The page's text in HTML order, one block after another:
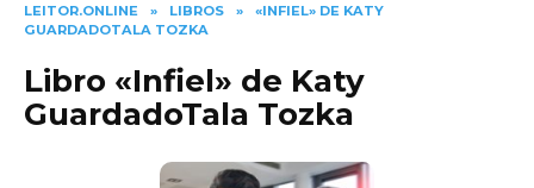
LEITOR.ONLINE » LIBROS »
«INFIEL» DE KATY
GUARDADOTALA TOZKA
Libro «Infiel» de Katy
GuardadoTala Tozka